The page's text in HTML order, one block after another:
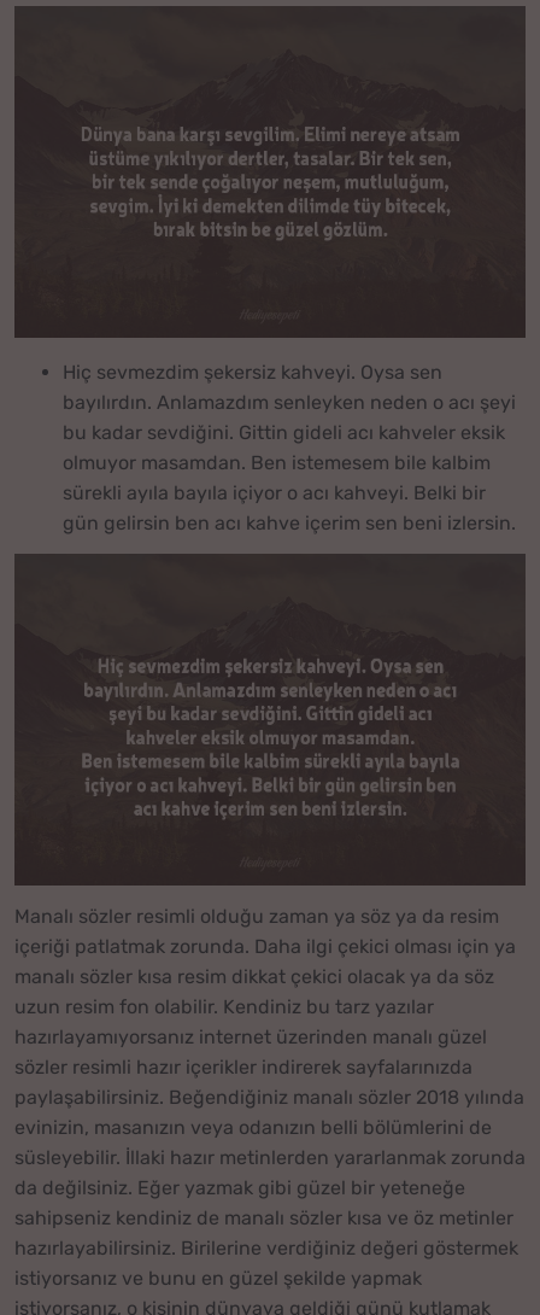
Hiç sevmezdim şekersiz kahveyi. Oysa sen
bayılırdın. Anlamazdım senleyken neden o acı şeyi
bu kadar sevdiğini. Gittin gideli acı kahveler eksik
olmuyor masamdan. Ben istemesem bile kalbim
sürekli ayıla bayıla içiyor o acı kahveyi. Belki bir
gün gelirsin ben acı kahve içerim sen beni izlersin.
Manalı sözler resimli olduğu zaman ya söz ya da resim
içeriği patlatmak zorunda. Daha ilgi çekici olması için ya
manalı sözler kısa resim dikkat çekici olacak ya da söz
uzun resim fon olabilir. Kendiniz bu tarz yazılar
hazırlayamıyorsanız internet üzerinden manalı güzel
sözler resimli hazır içerikler indirerek sayfalarınızda
paylaşabilirsiniz. Beğendiğiniz manalı sözler 2018 yılında
evinizin, masanızın veya odanızın belli bölümlerini de
süsleyebilir. İllaki hazır metinlerden yararlanmak zorunda
da değilsiniz. Eğer yazmak gibi güzel bir yeteneğe
sahipseniz kendiniz de manalı sözler kısa ve öz metinler
hazırlayabilirsiniz. Birilerine verdiğiniz değeri göstermek
istiyorsanız ve bunu en güzel şekilde yapmak
istiyorsanız, o kişinin dünyaya geldiği günü kutlamak